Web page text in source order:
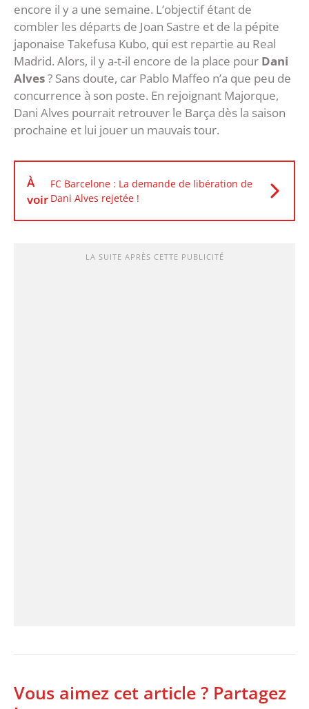
encore il y a une semaine. L’objectif étant de
combler les départs de Joan Sastre et de la pépite
japonaise Takefusa Kubo, qui est repartie au Real
Madrid. Alors, il y a-t-il encore de la place pour Dani
Alves? Sans doute, car Pablo Maffeo n’a que peu de
concurrence à son poste. En rejoignant Majorque,
Dani Alves pourrait retrouver le Barça dès la saison
prochaine et lui jouer un mauvais tour.
À
voir
FC Barcelone : La demande de libération de
Dani Alves rejetée !
LA SUITE APRÈS CETTE PUBLICITÉ
Vous aimez cet article ? Partagez